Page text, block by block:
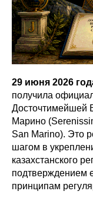
29 июня 2026
получила
Досточтимейшей
Марино
San Marino). Это
шагом в
казахстанского
подтверждением
принципам